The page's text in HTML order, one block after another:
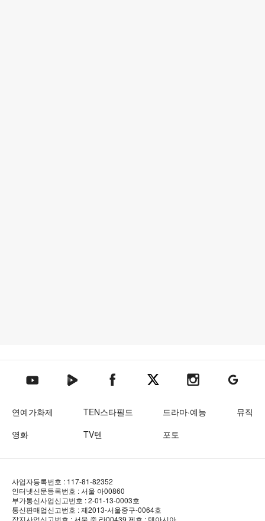
텐아시아 유튜브텐아시아 네이버TV텐아시아 페이스북텐아시아 엑스텐아시아 인스타그램
텐아시아
연예가화제 TEN스타필드 드라마·예능
뮤직
영화
TV텐 포토
사업자등록번호 : 117-81-82352
인터넷신문등록번호 : 서울 아00860
부가통신사업신고번호 : 2-01-13-0003호
통신판매업신고번호 : 제2013-서울중구-0064호
잡지사업신고번호 : 서울 중.라00439 제호 : 텐아시아